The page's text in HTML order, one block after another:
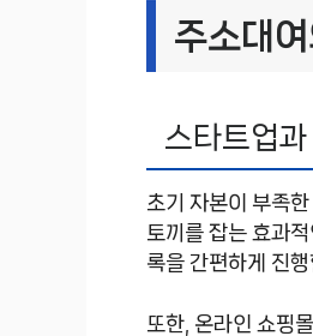
주소대
스타트업
초기 자본이 부족
토끼를 잡는 효과
록을 간편하게 진
또한, 온라인 쇼핑